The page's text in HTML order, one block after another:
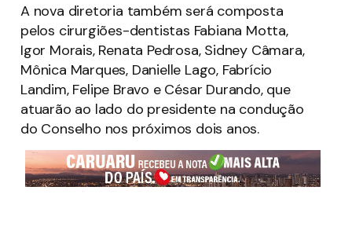
A nova diretoria também será composta
pelos cirurgiões-dentistas Fabiana Motta,
Igor Morais, Renata Pedrosa, Sidney Câmara,
Mônica Marques, Danielle Lago, Fabrício
Landim, Felipe Bravo e César Durando, que
atuarão ao lado do presidente na condução
do Conselho nos próximos dois anos.